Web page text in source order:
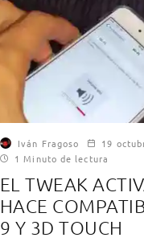
Iván Fragoso
19
1 Minuto de lectura
EL TWEAK
HACE
9 Y 3D TOUCH